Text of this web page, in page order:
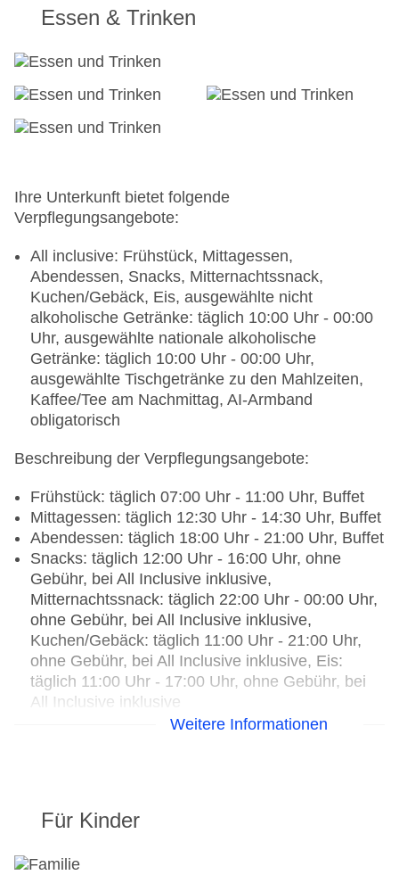
Pool „Wave Pool“: ohne Gebühr, Outdoor,
Süßwasser
Badetücher: ohne Gebühr
Souvenirshop, Ladenzeile, Minimarkt, Boutique,
Juwelier, Friseur
Diskothek/Nachtclub, Amphitheater
Wäscheservice: gegen Gebühr, Barzahlung
Concierge Service, Gepäckservice
Haustiere nicht erlaubt
Parkmöglichkeiten: Parkplatz (nach
Verfügbarkeit), bewacht: ohne Gebühr, Anfrage &
Reservierung nicht notwendig, Stellplätze,
überdacht: ohne Gebühr, Anfrage & Reservierung
nicht notwendig
Etagen: 2, Zimmer: 1170
Landeskategorie: 4 Sterne
Essen & Trinken
Ihre Unterkunft bietet folgende
Verpflegungsangebote:
All inclusive: Frühstück, Mittagessen,
Abendessen, Snacks, Mitternachtssnack,
Kuchen/Gebäck, Eis, ausgewählte nicht
alkoholische Getränke: täglich 10:00 Uhr - 00:00
Uhr, ausgewählte nationale alkoholische
Getränke: täglich 10:00 Uhr - 00:00 Uhr,
ausgewählte Tischgetränke zu den Mahlzeiten,
Kaffee/Tee am Nachmittag, AI-Armband
obligatorisch
Beschreibung der Verpflegungsangebote:
Frühstück: täglich 07:00 Uhr - 11:00 Uhr, Buffet
Mittagessen: täglich 12:30 Uhr - 14:30 Uhr, Buffet
Abendessen: täglich 18:00 Uhr - 21:00 Uhr, Buffet
Snacks: täglich 12:00 Uhr - 16:00 Uhr, ohne
Gebühr, bei All Inclusive inklusive,
Mitternachtssnack: täglich 22:00 Uhr - 00:00 Uhr,
ohne Gebühr, bei All Inclusive inklusive,
Kuchen/Gebäck: täglich 11:00 Uhr - 21:00 Uhr,
ohne Gebühr, bei All Inclusive inklusive, Eis:
täglich 11:00 Uhr - 17:00 Uhr, ohne Gebühr, bei
All Inclusive inklusive
Weihnachtsspecial: Buffet, Wein/Bier/Softdrinks,
Restaurants: 8
Küche: mediterran, glutenfreie Gerichte,
Weitere Informationen
Für Kinder